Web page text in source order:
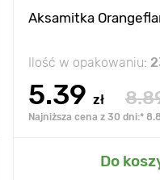
Aksamitka
Ilość w opakowaniu:
5.39 zł
Najniższa cena z 30 dni:*
Do